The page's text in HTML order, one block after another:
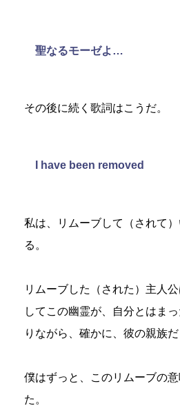
聖なるモーゼよ…
その後に続く歌詞はこうだ。
I have been removed
私は、リムーブして（されて
る。
リムーブした（された）主人
してこの幽霊が、自分とはま
りながら、確かに、彼の親族だ
僕はずっと、このリムーブの
た。